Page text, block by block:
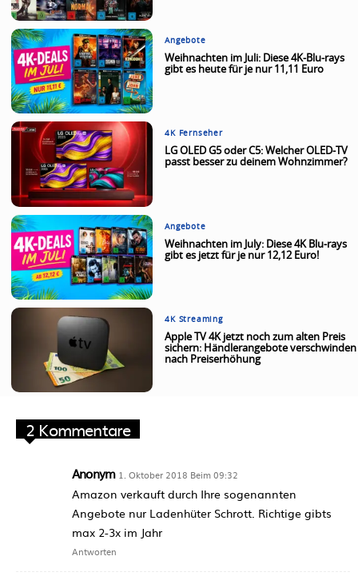
Angebote
Weihnachten im Juli: Diese 4K-Blu-rays
gibt es heute für je nur 11,11 Euro
4K Fernseher
LG OLED G5 oder C5: Welcher OLED-TV
passt besser zu deinem Wohnzimmer?
Angebote
Weihnachten im July: Diese 4K Blu-rays
gibt es jetzt für je nur 12,12 Euro!
4K Streaming
Apple TV 4K jetzt noch zum alten Preis
sichern: Händlerangebote verschwinden
nach Preiserhöhung
2 Kommentare
Anonym 1. Oktober 2018 Beim 09:32
Amazon verkauft durch Ihre sogenannten
Angebote nur Ladenhüter Schrott. Richtige gibts
max 2-3x im Jahr
Antworten